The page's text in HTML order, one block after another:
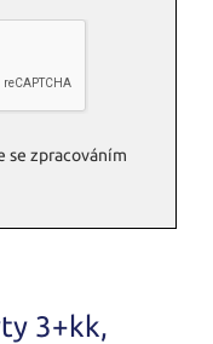
se zpracováním
3+kk,